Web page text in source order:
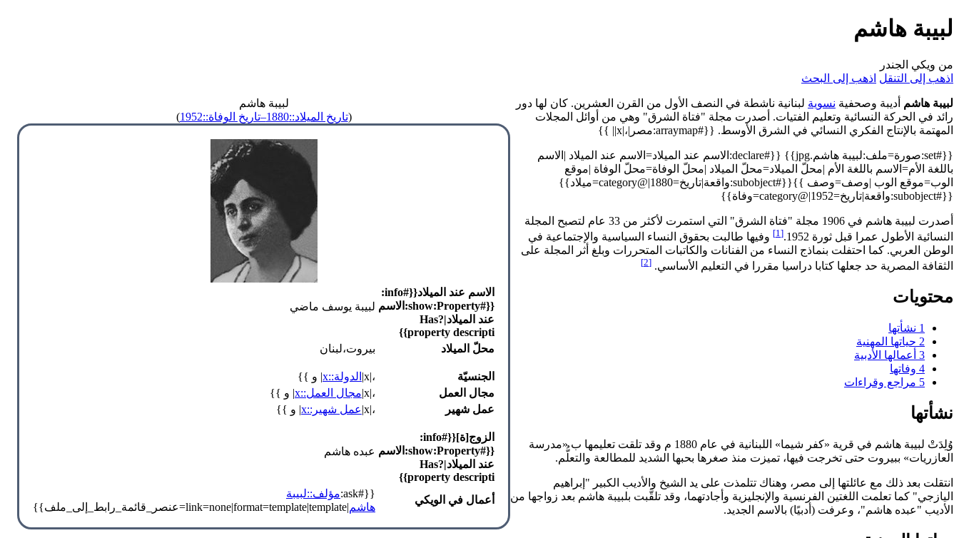
لبيبة هاشم
من ويكي الجندر
اذهب إلى التنقل اذهب إلى البحث
لبيبة هاشم
(تاريخ الميلاد::1880 ‒تاريخ الوفاة::1952 )
الاسم عند الميلاد{{#info:
{{#show:Property:الاسم
عند الميلاد|?Has
property descripti}}
لبيبة يوسف ماضي
محلّ الميلاد بيروت،لبنان
الجنسيّة ،|x| الدولة::x | و }}
مجال العمل
،|x| مجال العمل::x | و }}
عمل شهير
،|x| عمل شهير::x | و }}
الزوج[ة]{{#info:
{{#show:Property:الاسم
عند الميلاد|?Has
property descripti}}
عبده هاشم
أعمال في الويكي
{{#ask:
مؤلف::لبيبة
هاشم|link=none|format=template|template=عنصر_قائمة_رابط_إلى_ملف}}
لبيبة هاشم أديبة وصحفية نسوية لبنانية ناشطة في النصف الأول من القرن العشرين. كان لها دور
رائد في الحركة النسائية وتعليم الفتيات. أصدرت مجلة "فتاة الشرق" وهي من أوائل المجلات
المهتمة بالإنتاج الفكري النسائي في الشرق الأوسط. {{#arraymap:مصر|،|x|| }}
{{#set:صورة=ملف:لبيبة هاشم.jpg}} {{#declare:الاسم عند الميلاد=الاسم عند الميلاد |الاسم
باللغة الأم=الاسم باللغة الأم |محلّ الميلاد=محلّ الميلاد |محلّ الوفاة=محلّ الوفاة |موقع
الوب=موقع الوب |وصف=وصف }}{{#subobject:واقعة|تاريخ=1880|@category=ميلاد}}
{{#subobject:واقعة|تاريخ=1952|@category=وفاة}}
أصدرت لبيبة هاشم في 1906 مجلة "فتاة الشرق" التي استمرت لأكثر من 33 عام لتصبح المجلة
النسائية الأطول عمرا قبل ثورة 1952.
[1]
وفيها طالبت بحقوق النساء السياسية والإجتماعية في
الوطن العربي. كما احتفلت بنماذج النساء من الفنانات والكاتبات المتحررات وبلغ أثر المجلة على
الثقافة المصرية حد جعلها كتابا دراسيا مقررا في التعليم الأساسي. [2]
محتويات
1 نشأتها
2 حياتها المهنية
3 أعمالها الأدبية
4 وفاتها
5 مراجع وقراءات
نشأتها
وُلِدَتْ لبيبة هاشم
في قرية «كفر شيما» اللبنانية في عام 1880 م وقد تلقت تعليمها ب «مدرسة
العازريات» ببيروت حتى تخرجت فيها، تميزت منذ صغرها بحبها الشديد للمطالعة والتعلُّم.
انتقلت بعد ذلك مع عائلتها إلى مصر، وهناك تتلمذت على يد الشيخ والأديب الكبير "إبراهيم
اليازجي" كما تعلمت اللغتين الفرنسية والإنجليزية وأجادتهما، وقد تلقَّبت بلبيبة هاشم بعد زواجها من
الأديب "عبده هاشم"، وعرفت (أدبيًا) بالاسم الجديد.